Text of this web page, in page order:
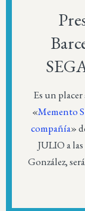
Es un
«Memento
compañía»
JULIO a
González,